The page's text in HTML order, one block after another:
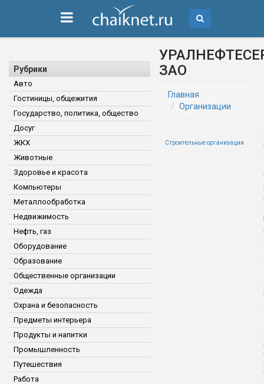
Рубрики
Авто
Гостиницы, общежития
Государство, политика, общество
Досуг
ЖКХ
Животные
Здоровье и красота
Компьютеры
Металлообработка
Недвижимость
Нефть, газ
Оборудование
Образование
Общественные организации
Одежда
Охрана и безопасность
Предметы интерьера
Продукты и напитки
Промышленность
Путешествия
Работа
ЗАО
Главная
Организации
Строительные организации